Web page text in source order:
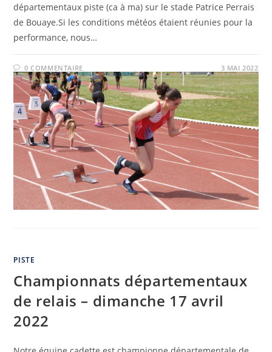
départementaux piste (ca à ma) sur le stade Patrice Perrais
de Bouaye.Si les conditions météos étaient réunies pour la
performance, nous…
0 COMMENTAIRE 3 MAI 2022
PISTE
Championnats départementaux
de relais – dimanche 17 avril
2022